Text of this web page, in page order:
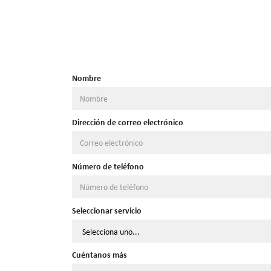
Nombre
Dirección de correo electrónico
Número de teléfono
Seleccionar servicio
Cuéntanos más